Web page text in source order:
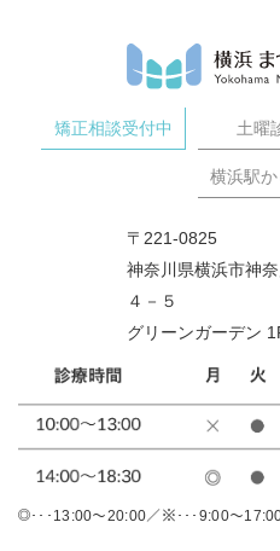
矯正相談受付中 土曜
横浜駅
〒221-0825
神奈川県横浜市神
４－５
グリーンガーデン
･･･13:00～20:00／※･･･9:00～